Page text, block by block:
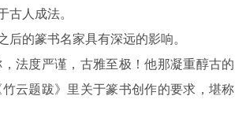
人成法。
的篆书名家具有深远的影响。
法度严谨，古雅至极！他那凝重醇古的
云题跋》里关于篆书创作的要求，堪称